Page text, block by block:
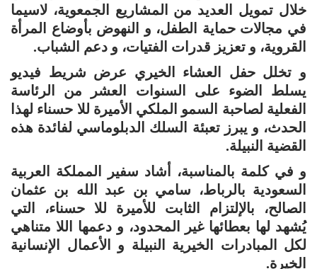
خلال تمويل العديد من المشاريع الجمعوية، لاسيما
في مجالات حماية الطفل، و النهوض بأوضاع المرأة
القروية، و تعزيز قدرات الفتيات، و دعم الشباب.
و تخلل حفل العشاء الخيري عرض شريط فيديو
يسلط الضوء على السنوات العشر من الرئاسة
الفعلية لصاحبة السمو الملكي الأميرة للا حسناء لهذا
الحدث، و يبرز تعبئة السلك الدبلوماسي لفائدة هذه
القضية النبيلة.
و في كلمة بالمناسبة، أشاد سفير المملكة العربية
السعودية بالرباط، سامي بن عبد الله بن عثمان
الصالح، بالإلتزام الثابت للأميرة للا حسناء، التي
يُشهد لها بعطائها غير المحدود، و دعمها اللا متناهي
لكل المبادرات الخيرية النبيلة و الأعمال الإنسانية
الخيرة.